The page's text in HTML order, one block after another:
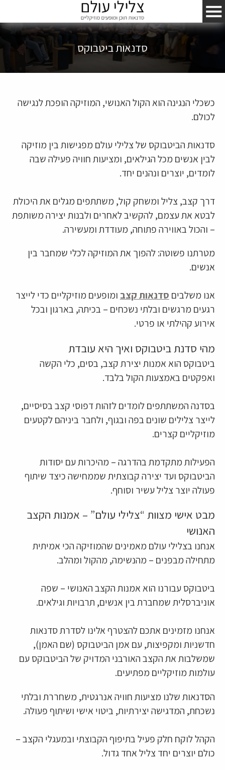
סדנאות ביטבוקס
כשכלי הנגינה הוא הקול האנושי, המוזיקה הופכת לנגישה
לכולם.
סדנאות הביטבוקס של צלילי עולם מפגישות בין מוזיקה
לבין אנשים מכל הגילאים, ומציעות חוויה פעילה שבה
לומדים, יוצרים ונהנים יחד.
דרך קצב, צליל ומשחק קול, משתתפים מגלים את היכולת
לבטא את עצמם, להקשיב לאחרים ולבנות יצירה משותפת
– והכול באווירה פתוחה, מעודדת ומעשירה.
מטרתנו פשוטה: להפוך את המוזיקה לכלי שמחבר בין
אנשים.
אנו משלבים סדנאות קצב ומופעים מוזיקליים כדי לייצר
רגעים מרגשים ובלתי נשכחים – בכיתה, בארגון ובכל
אירוע קהילתי או פרטי.
מהי סדנת ביטבוקס ואיך היא עובדת
ביטבוקס הוא אמנות יצירת קצב, בסים, כלי הקשה
ואפקטים באמצעות הקול בלבד.
בסדנה המשתתפים לומדים לזהות דפוסי קצב בסיסיים,
לייצר צלילים שונים בפה ובגוף, ולחבר ביניהם לקטעים
מוזיקליים קצרים.
הפעילות מתקדמת בהדרגה – מהיכרות עם יסודות
הביטבוקס ועד יצירה קבוצתית שממחישה כיצד שיתוף
פעולה יוצר צליל עשיר וסוחף.
מבט אישי מצוות “צלילי עולם” – אמנות הקצב
האנושי
אנחנו בצלילי עולם מאמינים שהמוזיקה הכי אמיתית
מתחילה מבפנים – מהנשימה, מהקול ומהלב.
ביטבוקס עבורנו הוא אמנות הקצב האנושי – שפה
אוניברסלית שמחברת בין אנשים, תרבויות וגילאים.
אנחנו מזמינים אתכם להצטרף אלינו לסדרת סדנאות
חדשניות ומקפיצות, עם אמן הביטבוקס (שם האמן),
שמשלבות את הקצב האורבני המדויק של הביטבוקס עם
עולמות מוזיקליים מפתיעים.
הסדנאות שלנו מציעות חוויה אנרגטית, משחררת ובלתי
נשכחת, המדגישה יצירתיות, ביטוי אישי ושיתוף פעולה.
הקהל לוקח חלק פעיל בתיפוף הקבוצתי ובמעגלי הקצב –
כולם יוצרים יחד צליל אחד גדול.